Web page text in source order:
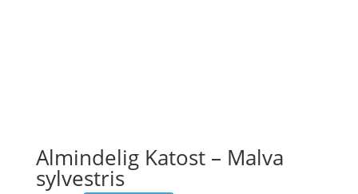
Almindelig Katost – Malva
sylvestris